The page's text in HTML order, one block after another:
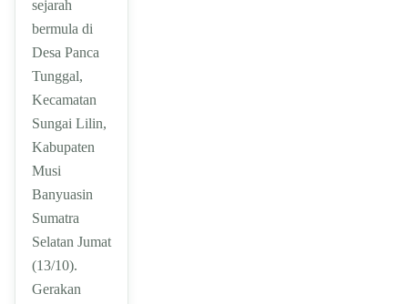
sejarah
bermula di
Desa Panca
Tunggal,
Kecamatan
Sungai Lilin,
Kabupaten
Musi
Banyuasin
Sumatra
Selatan Jumat
(13/10).
Gerakan